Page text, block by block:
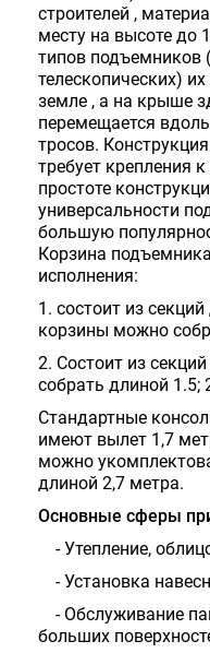
строителей ,
месту на высоте до
типов подъемников
телескопических)
земле , а на крыше
перемещается
тросов.
требует крепления
простоте
универсальности
большую
Корзина
исполнения:
1. состоит из
корзины можно
2. Состоит из
собрать длиной 1.5;
Стандартные
имеют вылет 1,7
можно
длиной 2,7 метра.
Основные сферы
- Утепление,
- Установка
- Обслуживание
больших